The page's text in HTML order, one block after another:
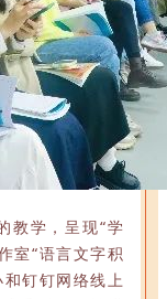
教学，呈现“学
室“语言文字积
钉钉网络线上